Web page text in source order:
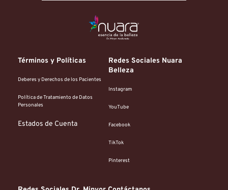
Términos y Políticas
Deberes y Derechos de los Pacientes
Política de Tratamiento de Datos
Personales
Estados de Cuenta
Redes Sociales Nuara
Belleza
Instagram
YouTube
Facebook
TikTok
Pinterest